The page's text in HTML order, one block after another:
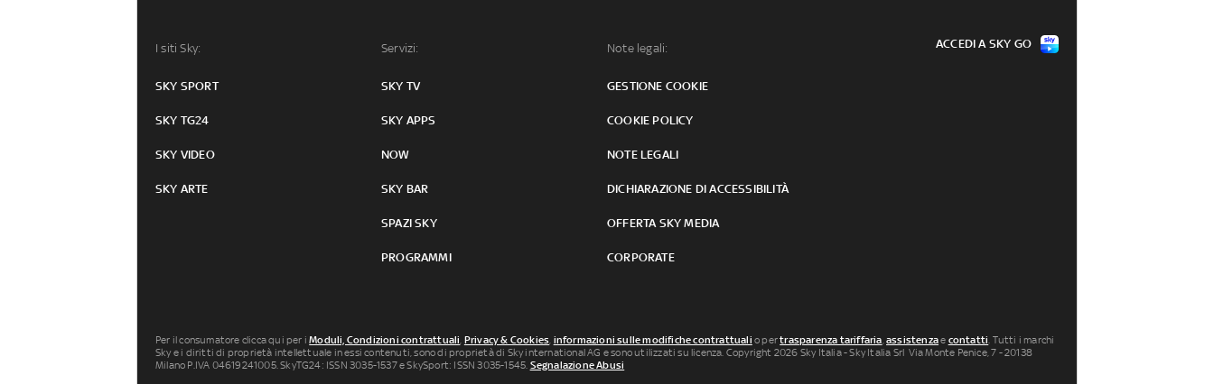
I siti Sky:
SKY SPORT
SKY TG24
SKY VIDEO
SKY ARTE
Servizi:
SKY TV
SKY APPS
NOW
SKY BAR
SPAZI SKY
PROGRAMMI
Note legali:
GESTIONE COOKIE
COOKIE POLICY
NOTE LEGALI
DICHIARAZIONE DI ACCESSIBILITÀ
OFFERTA SKY MEDIA
CORPORATE
ACCEDI A SKY GO
Per il consumatore clicca qui per iModuli, Condizioni contrattuali, Privacy & Cookies, informazioni sulle modifiche contrattuali o pertrasparenza tariffaria,assistenzae contatti. Tutti i marchi
Sky e i diritti di proprietà intellettuale in essi contenuti, sono di proprietà di Sky international AG e sono utilizzati su licenza. Copyright 2026 Sky Italia - Sky Italia Srl Via Monte Penice, 7 - 20138
Milano P.IVA 04619241005. SkyTG24: ISSN 3035-1537 e SkySport: ISSN 3035-1545. Segnalazione Abusi